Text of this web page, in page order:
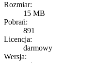
Rozmiar:
15 MB
Pobrań:
891
Licencja:
darmowy
Wersja: